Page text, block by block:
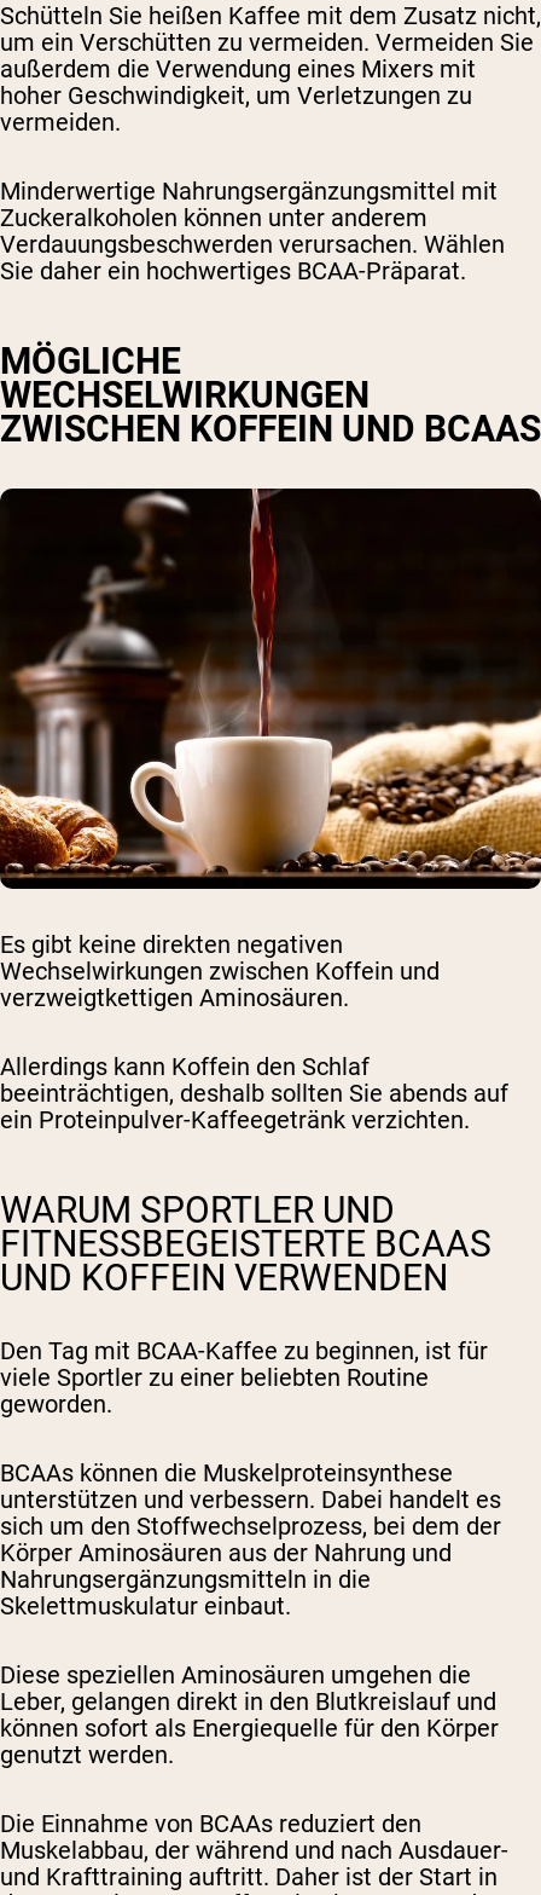
Schütteln Sie heißen Kaffee mit dem Zusatz nicht,
um ein Verschütten zu vermeiden. Vermeiden Sie
außerdem die Verwendung eines Mixers mit
hoher Geschwindigkeit, um Verletzungen zu
vermeiden.
Minderwertige Nahrungsergänzungsmittel mit
Zuckeralkoholen können unter anderem
Verdauungsbeschwerden verursachen. Wählen
Sie daher ein hochwertiges BCAA-Präparat.
MÖGLICHE
WECHSELWIRKUNGEN
ZWISCHEN KOFFEIN UND BCAAS
Es gibt keine direkten negativen
Wechselwirkungen zwischen Koffein und
verzweigtkettigen Aminosäuren.
Allerdings kann Koffein den Schlaf
beeinträchtigen, deshalb sollten Sie abends auf
ein Proteinpulver-Kaffeegetränk verzichten.
WARUM SPORTLER UND
FITNESSBEGEISTERTE BCAAS
UND KOFFEIN VERWENDEN
Den Tag mit BCAA-Kaffee zu beginnen, ist für
viele Sportler zu einer beliebten Routine
geworden.
BCAAs können die Muskelproteinsynthese
unterstützen und verbessern. Dabei handelt es
sich um den Stoffwechselprozess, bei dem der
Körper Aminosäuren aus der Nahrung und
Nahrungsergänzungsmitteln in die
Skelettmuskulatur einbaut.
Diese speziellen Aminosäuren umgehen die
Leber, gelangen direkt in den Blutkreislauf und
können sofort als Energiequelle für den Körper
genutzt werden.
Die Einnahme von BCAAs reduziert den
Muskelabbau, der während und nach Ausdauer-
und Krafttraining auftritt. Daher ist der Start in